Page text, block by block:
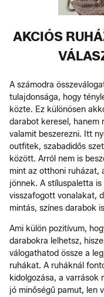
AKCIÓS
A számodra
tulajdonsága, hogy
közte. Ez különösen
darabot keresel, hanem
valamit beszerezni. Itt
outfitek, szabadidős
között. Arról nem is
mint az otthoni ruházat,
jönnek. A stíluspaletta
visszafogott vonalakat,
mintás, színes darabok
Ami külön pozitívum,
darabokra lelhetsz,
válogathatod össze a
ruhákat. A ruháknál
kidolgozása, a varrások
jó minőségű pamut, len